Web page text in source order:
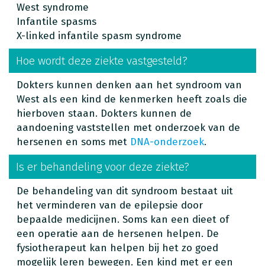
West syndrome
Infantile spasms
X-linked infantile spasm syndrome
Hoe wordt deze ziekte vastgesteld?
Dokters kunnen denken aan het syndroom van
West als een kind de kenmerken heeft zoals die
hierboven staan. Dokters kunnen de
aandoening vaststellen met onderzoek van de
hersenen en soms met DNA-onderzoek.
Is er behandeling voor deze ziekte?
De behandeling van dit syndroom bestaat uit
het verminderen van de epilepsie door
bepaalde medicijnen. Soms kan een dieet of
een operatie aan de hersenen helpen. De
fysiotherapeut kan helpen bij het zo goed
mogelijk leren bewegen. Een kind met er een